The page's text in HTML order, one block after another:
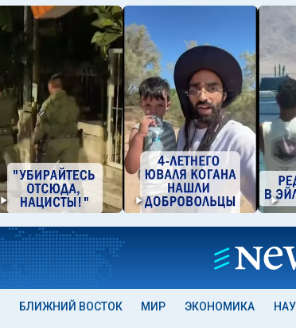
БЛИЖНИЙ ВОСТОК МИР ЭКОНОМИКА